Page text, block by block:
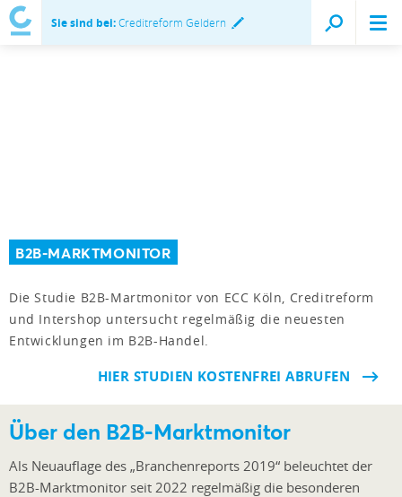
Sie sind bei:Creditreform Geldern
B2B-MARKTMONITOR
Die Studie B2B-Martmonitor von ECC Köln, Creditreform
und Intershop untersucht regelmäßig die neuesten
Entwicklungen im B2B-Handel.
HIER STUDIEN KOSTENFREI ABRUFEN
Über den B2B-Marktmonitor
Als Neuauflage des „Branchenreports 2019“ beleuchtet der
B2B-Marktmonitor seit 2022 regelmäßig die besonderen